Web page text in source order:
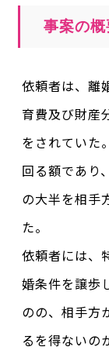
事案の概
依頼者は、離
育費及び財産
をされていた
回る額であり
の大半を相手
た。
依頼者には、
婚条件を譲歩
のの、相手方
るを得ないの